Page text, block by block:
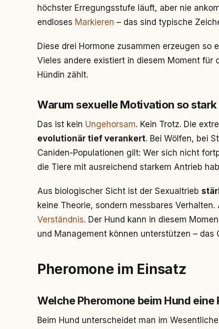
höchster Erregungsstufe läuft, aber nie
endloses Markieren – das sind typische
Diese drei Hormone zusammen erzeugen so
Vieles andere existiert in diesem Moment für
Hündin zählt.
Warum sexuelle Motivation so stark
Das ist kein Ungehorsam. Kein Trotz. Die
evolutionär tief verankert. Bei Wölfen, bei
Caniden-Populationen gilt: Wer sich nicht
die Tiere mit ausreichend starkem Antrieb
Aus biologischer Sicht ist der Sexualtrieb
keine Theorie, sondern messbares
Verständnis. Der Hund kann in diesem
und Management können unterstützen – das
Pheromone im Einsatz
Welche Pheromone beim Hund eine
Beim Hund unterscheidet man im